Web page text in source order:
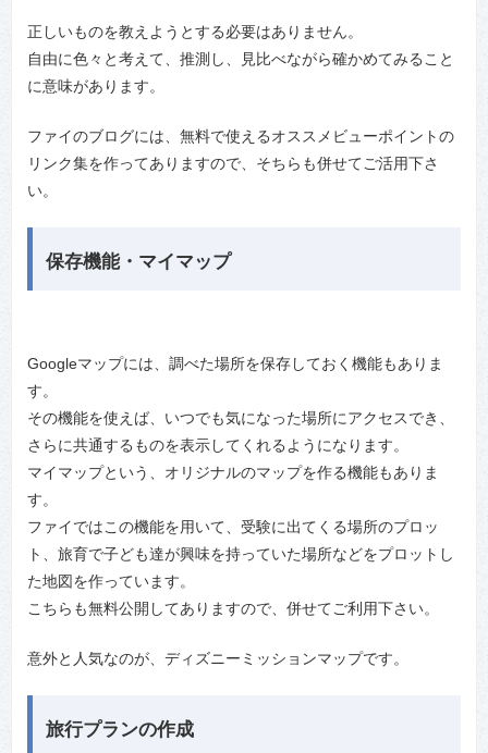
正しいものを教えようとする必要はありません。
自由に色々と考えて、推測し、見比べながら確かめてみること
に意味があります。
ファイのブログには、無料で使えるオススメビューポイントの
リンク集を作ってありますので、そちらも併せてご活用下さ
い。
保存機能・マイマップ
Googleマップには、調べた場所を保存しておく機能もありま
す。
その機能を使えば、いつでも気になった場所にアクセスでき、
さらに共通するものを表示してくれるようになります。
マイマップという、オリジナルのマップを作る機能もありま
す。
ファイではこの機能を用いて、受験に出てくる場所のプロッ
ト、旅育で子ども達が興味を持っていた場所などをプロットし
た地図を作っています。
こちらも無料公開してありますので、併せてご利用下さい。
意外と人気なのが、ディズニーミッションマップです。
旅行プランの作成